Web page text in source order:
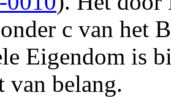
c van het
Eigendom is
van belang.